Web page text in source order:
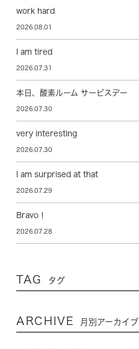
work hard
2026.08.01
I am tired
2026.07.31
本日、酸素ルーム サービスデー
2026.07.30
very interesting
2026.07.30
I am surprised at that
2026.07.29
Bravo！
2026.07.28
TAG タグ
ARCHIVE 月別アーカイブ